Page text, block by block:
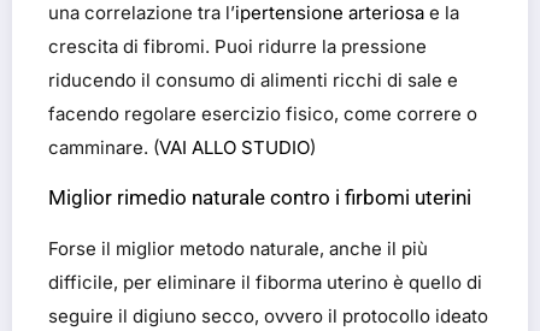
una correlazione tra l’ipertensione arteriosa e la
crescita di fibromi. Puoi ridurre la pressione
riducendo il consumo di alimenti ricchi di sale e
facendo regolare esercizio fisico, come correre o
camminare. (VAI ALLO STUDIO)
Miglior rimedio naturale contro i firbomi uterini
Forse il miglior metodo naturale, anche il più
difficile, per eliminare il fiborma uterino è quello di
seguire il digiuno secco, ovvero il protocollo ideato